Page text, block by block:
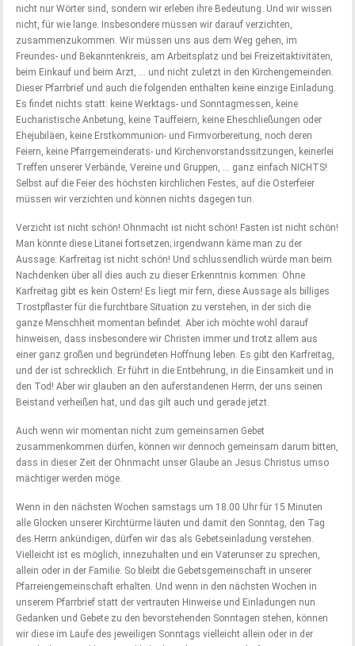
nicht nur Wörter sind, sondern wir erleben ihre Bedeutung. Und wir wissen
nicht, für wie lange. Insbesondere müssen wir darauf verzichten,
zusammenzukommen. Wir müssen uns aus dem Weg gehen, im
Freundes- und Bekanntenkreis, am Arbeitsplatz und bei Freizeitaktivitäten,
beim Einkauf und beim Arzt, … und nicht zuletzt in den Kirchengemeinden.
Dieser Pfarrbrief und auch die folgenden enthalten keine einzige Einladung.
Es findet nichts statt: keine Werktags- und Sonntagmessen, keine
Eucharistische Anbetung, keine Tauffeiern, keine Eheschließungen oder
Ehejubiläen, keine Erstkommunion- und Firmvorbereitung, noch deren
Feiern, keine Pfarrgemeinderats- und Kirchenvorstandssitzungen, keinerlei
Treffen unserer Verbände, Vereine und Gruppen, … ganz einfach NICHTS!
Selbst auf die Feier des höchsten kirchlichen Festes, auf die Osterfeier
müssen wir verzichten und können nichts dagegen tun.
Verzicht ist nicht schön! Ohnmacht ist nicht schön! Fasten ist nicht schön!
Man könnte diese Litanei fortsetzen; irgendwann käme man zu der
Aussage: Karfreitag ist nicht schön! Und schlussendlich würde man beim
Nachdenken über all dies auch zu dieser Erkenntnis kommen: Ohne
Karfreitag gibt es kein Ostern! Es liegt mir fern, diese Aussage als billiges
Trostpflaster für die furchtbare Situation zu verstehen, in der sich die
ganze Menschheit momentan befindet. Aber ich möchte wohl darauf
hinweisen, dass insbesondere wir Christen immer und trotz allem aus
einer ganz großen und begründeten Hoffnung leben. Es gibt den Karfreitag,
und der ist schrecklich. Er führt in die Entbehrung, in die Einsamkeit und in
den Tod! Aber wir glauben an den auferstandenen Herrn, der uns seinen
Beistand verheißen hat, und das gilt auch und gerade jetzt.
Auch wenn wir momentan nicht zum gemeinsamen Gebet
zusammenkommen dürfen, können wir dennoch gemeinsam darum bitten,
dass in dieser Zeit der Ohnmacht unser Glaube an Jesus Christus umso
mächtiger werden möge.
Wenn in den nächsten Wochen samstags um 18.00 Uhr für 15 Minuten
alle Glocken unserer Kirchtürme läuten und damit den Sonntag, den Tag
des Herrn ankündigen, dürfen wir das als Gebetseinladung verstehen.
Vielleicht ist es möglich, innezuhalten und ein Vaterunser zu sprechen,
allein oder in der Familie. So bleibt die Gebetsgemeinschaft in unserer
Pfarreiengemeinschaft erhalten. Und wenn in den nächsten Wochen in
unserem Pfarrbrief statt der vertrauten Hinweise und Einladungen nun
Gedanken und Gebete zu den bevorstehenden Sonntagen stehen, können
wir diese im Laufe des jeweiligen Sonntags vielleicht allein oder in der